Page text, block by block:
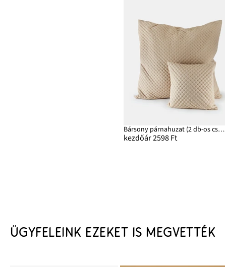
Bársony párnahuzat (2 db-os csomag)
kezdőár 2598 Ft
ÜGYFELEINK EZEKET IS MEGVETTÉK